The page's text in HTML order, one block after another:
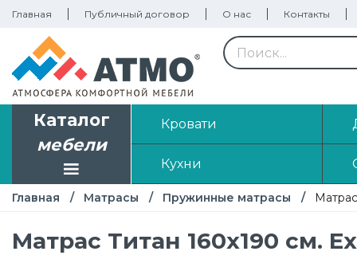
Главная Публичный договор О нас Контакты
Каталог
мебели
Кровати
Кухни
Главная Матрасы Пружинные матрасы
Матрас Титан 160х190 см.